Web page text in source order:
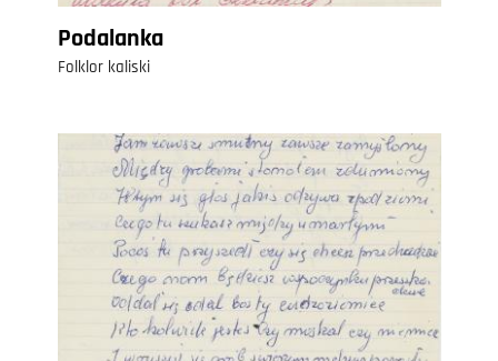
Podalanka
Folklor kaliski